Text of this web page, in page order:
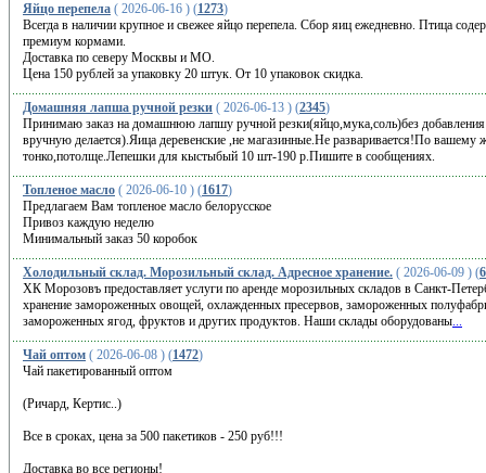
Яйцо перепела ( 2026-06-16 ) (1273)
Всегда в наличии крупное и свежее яйцо перепела. Сбор яиц ежедневно. Птица
премиум кормами.
Доставка по северу Москвы и МО.
Цена 150 рублей за упаковку 20 штук. От 10 упаковок скидка.
Домашняя лапша ручной резки ( 2026-06-13 ) (2345)
Принимаю заказ на домашнюю лапшу ручной резки(яйцо,мука,соль)без добавления
вручную делается).Яица деревенские ,не магазинные.Не разваривается!По вашему
тонко,потолще.Лепешки для кыстыбый 10 шт-190 р.Пишите в сообщениях.
Топленое масло ( 2026-06-10 ) (1617)
Предлагаем Вам топленое масло белорусское
Привоз каждую неделю
Минимальный заказ 50 коробок
Холодильный склад. Морозильный склад. Адресное хранение. ( 2026-06-09 ) (
ХК Морозовъ предоставляет услуги по аренде морозильных складов в Санкт-
хранение замороженных овощей, охлажденных пресервов, замороженных
замороженных ягод, фруктов и других продуктов. Наши склады оборудованы...
Чай оптом ( 2026-06-08 ) (1472)
Чай пакетированный оптом
(Ричард, Кертис..)
Все в сроках, цена за 500 пакетиков - 250 руб!!!
Доставка во все регионы!